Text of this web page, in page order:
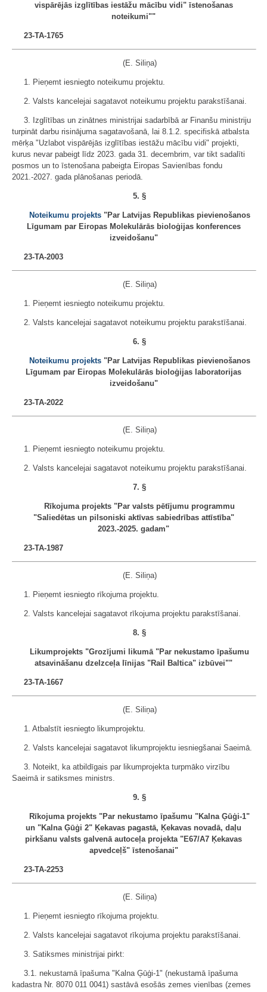
vispārējās izglītības iestāžu mācību vidi" īstenošanas
noteikumi""
23-TA-1765
(E. Siliņa)
1. Pieņemt iesniegto noteikumu projektu.
2. Valsts kancelejai sagatavot noteikumu projektu parakstīšanai.
3. Izglītības un zinātnes ministrijai sadarbībā ar Finanšu ministriju
turpināt darbu risinājuma sagatavošanā, lai 8.1.2. specifiskā atbalsta
mērķa "Uzlabot vispārējās izglītības iestāžu mācību vidi" projekti,
kurus nevar pabeigt līdz 2023. gada 31. decembrim, var tikt sadalīti
posmos un to īstenošana pabeigta Eiropas Savienības fondu
2021.-2027. gada plānošanas periodā.
5. §
Noteikumu projekts"Par Latvijas Republikas pievienošanos
Līgumam par Eiropas Molekulārās bioloģijas konferences
izveidošanu"
23-TA-2003
(E. Siliņa)
1. Pieņemt iesniegto noteikumu projektu.
2. Valsts kancelejai sagatavot noteikumu projektu parakstīšanai.
6. §
Noteikumu projekts"Par Latvijas Republikas pievienošanos
Līgumam par Eiropas Molekulārās bioloģijas laboratorijas
izveidošanu"
23-TA-2022
(E. Siliņa)
1. Pieņemt iesniegto noteikumu projektu.
2. Valsts kancelejai sagatavot noteikumu projektu parakstīšanai.
7. §
Rīkojuma projekts "Par valsts pētījumu programmu
"Saliedētas un pilsoniski aktīvas sabiedrības attīstība"
2023.-2025. gadam"
23-TA-1987
(E. Siliņa)
1. Pieņemt iesniegto rīkojuma projektu.
2. Valsts kancelejai sagatavot rīkojuma projektu parakstīšanai.
8. §
Likumprojekts "Grozījumi likumā "Par nekustamo īpašumu
atsavināšanu dzelzceļa līnijas "Rail Baltica" izbūvei""
23-TA-1667
(E. Siliņa)
1. Atbalstīt iesniegto likumprojektu.
2. Valsts kancelejai sagatavot likumprojektu iesniegšanai Saeimā.
3. Noteikt, ka atbildīgais par likumprojekta turpmāko virzību
Saeimā ir satiksmes ministrs.
9. §
Rīkojuma projekts "Par nekustamo īpašumu "Kalna Ģūģi-1"
un "Kalna Ģūģi 2" Ķekavas pagastā, Ķekavas novadā, daļu
pirkšanu valsts galvenā autoceļa projekta "E67/A7 Ķekavas
apvedceļš" īstenošanai"
23-TA-2253
(E. Siliņa)
1. Pieņemt iesniegto rīkojuma projektu.
2. Valsts kancelejai sagatavot rīkojuma projektu parakstīšanai.
3. Satiksmes ministrijai pirkt:
3.1. nekustamā īpašuma "Kalna Ģūģi-1" (nekustamā īpašuma
kadastra Nr. 8070 011 0041) sastāvā esošās zemes vienības (zemes